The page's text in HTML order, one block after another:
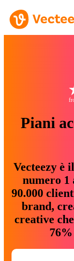
Piani
Vecteezy è
numero 1
90.000
brand,
creative